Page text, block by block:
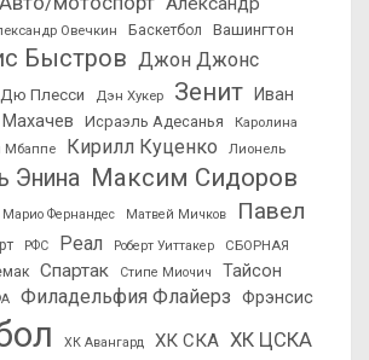
Овечкин Баскетбол
Вашингтон
Быстров Джон Джонс
Плесси Дэн Хукер Зенит
Иван
Исраэль Адесанья
Каролина
Мбаппе Кирилл Куценко
Лионель
Энина Максим Сидоров
Марио Фернандес Матвей Мичков
Павел
РФС Реал Роберт Уиттакер
СБОРНАЯ
Спартак Стипе Миочич
Тайсон
Филадельфия Флайерз Фрэнсис
ХК Авангард ХК СКА ХК ЦСКА